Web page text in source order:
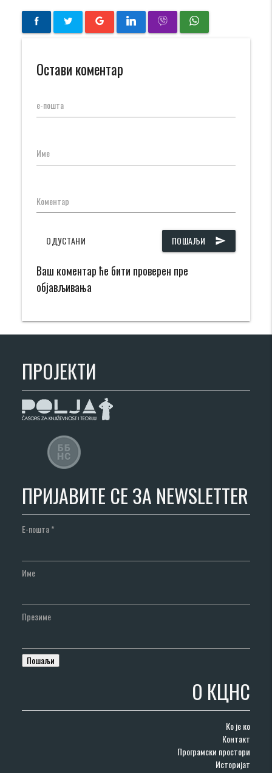
Остави коментар
е-пошта
Име
Коментар
ПОШАЉИ send
ОДУСТАНИ
Ваш коментар ће бити проверен пре
објављивања
ПРОЈЕКТИ
ПРИЈАВИТЕ СЕ ЗА NEWSLETTER
Е-пошта*
Име
Презиме
О КЦНС
Ко је ко
Контакт
Програмски простори
Историјат